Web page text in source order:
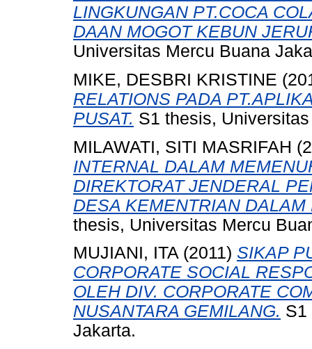
LINGKUNGAN PT.COCA
DAAN MOGOT KEBUN
Universitas Mercu Buana
MIKE, DESBRI KRISTINE
RELATIONS PADA
PUSAT. S1 thesis,
MILAWATI, SITI MASRIFAH
INTERNAL DALAM
DIREKTORAT JENDERAL
DESA KEMENTRIAN
thesis, Universitas Mercu
MUJIANI, ITA(2011) SIKAP
CORPORATE SOCIAL
OLEH DIV. CORPORATE
NUSANTARA GEMILANG. S1
Jakarta.